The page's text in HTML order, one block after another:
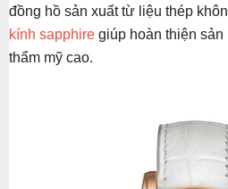
đồng hồ sản xuất từ liệu thép
kính sapphire giúp hoàn thiện
thẩm mỹ cao.